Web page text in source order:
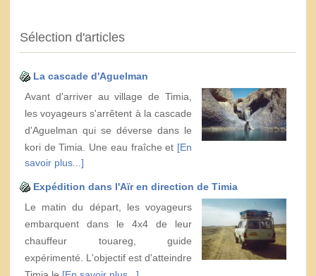
Sélection d'articles
La cascade d'Aguelman
Avant d'arriver au village de Timia,
les voyageurs s'arrêtent à la cascade
d'Aguelman qui se déverse dans le
kori de Timia. Une eau fraîche et [En
savoir plus...]
Expédition dans l'Aïr en direction de Timia
Le matin du départ, les voyageurs
embarquent dans le 4x4 de leur
chauffeur touareg, guide
expérimenté. L'objectif est d'atteindre